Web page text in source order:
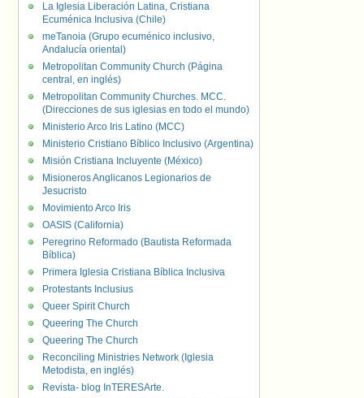
La Iglesia Liberación Latina, Cristiana
Ecuménica Inclusiva (Chile)
meTanoia (Grupo ecuménico inclusivo,
Andalucía oriental)
Metropolitan Community Church (Página
central, en inglés)
Metropolitan Community Churches. MCC.
(Direcciones de sus iglesias en todo el mundo)
Ministerio Arco Iris Latino (MCC)
Ministerio Cristiano Bíblico Inclusivo (Argentina)
Misión Cristiana Incluyente (México)
Misioneros Anglicanos Legionarios de
Jesucristo
Movimiento Arco Iris
OASIS (California)
Peregrino Reformado (Bautista Reformada
Bíblica)
Primera Iglesia Cristiana Bíblica Inclusiva
Protestants Inclusius
Queer Spirit Church
Queering The Church
Queering The Church
Reconciling Ministries Network (Iglesia
Metodista, en inglés)
Revista- blog InTERESArte.